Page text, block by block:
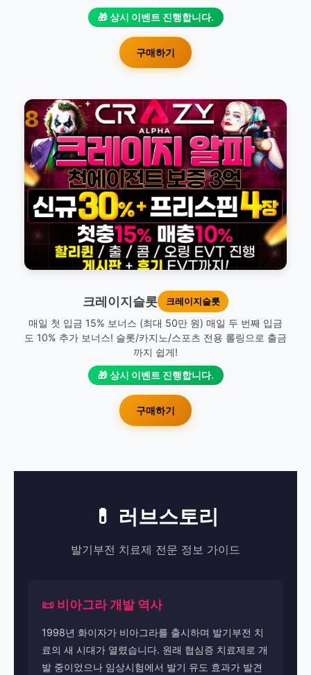
🎁 상시 이벤트 진행합니다.
구매하기
8
크레이지슬롯 크레이지슬롯
매일 첫 입금 15% 보너스 (최대 50만 원) 매일 두 번째 입금
도 10% 추가 보너스! 슬롯/카지노/스포츠 전용 롤링으로 출금
까지 쉽게!
🎁 상시 이벤트 진행합니다.
구매하기
💊 러브스토리
발기부전 치료제 전문 정보 가이드
📜 비아그라 개발 역사
1998년 화이자가 비아그라를 출시하며 발기부전 치
료의 새 시대가 열렸습니다. 원래 협심증 치료제로 개
발 중이었으나 임상시험에서 발기 유도 효과가 발견